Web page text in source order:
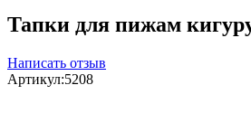
Тапки для пижам
Написать отзыв
Артикул:5208